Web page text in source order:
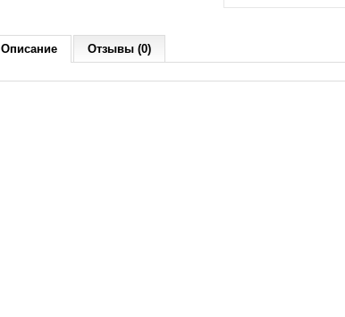
Описание Отзывы (0)